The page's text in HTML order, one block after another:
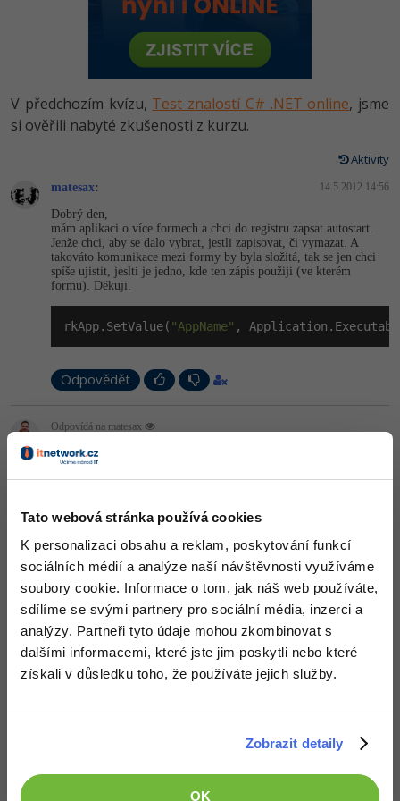
Tato webová stránka používá cookies
K personalizaci obsahu a reklam, poskytování funkcí
sociálních médií a analýze naší návštěvnosti využíváme
soubory cookie. Informace o tom, jak náš web používáte,
sdílíme se svými partnery pro sociální média, inzerci a
analýzy. Partneři tyto údaje mohou zkombinovat s
dalšími informacemi, které jste jim poskytli nebo které
získali v důsledku toho, že používáte jejich služby.
Zobrazit detaily
OK
HTML5, CSS3, Bootstrap, SEO
SQL a databáze
Testování a verzování
Spring
ASP.NET MVC
Django
Best practices
JavaScript
Python
MySQL/MariaDB
MS-SQL
SQLite
Vývojář mobilních aplikací
Specialista na AI a bigdata
C# Game developer
Webdesigner
Systémový administrátor
Grafik / UX/UI návrhář
3D grafik
Projektový manažer
Databázový analytik
Copywriter
SEO specialista
Python -80%
JavaScript -80%
PHP
-80%
Swift
Kotlin -80%
C -80%
VB.NET
SQL
Návrh SW -80%
Algoritmy -41%
Umělá inteligence (AI)
Pro děti
Více
Fórum
Kurzy e-commerce
Digitální gramotnost
Photoshop -80%
Blog
V předchozím kvízu, Test znalostí C# .NET online, jsme
si ověřili nabyté zkušenosti z kurzu.
Aktivity
matesax: 14.5.2012 14:56
Dobrý den,
mám aplikaci o více formech a chci do registru zapsat autostart.
Jenže chci, aby se dalo vybrat, jestli zapisovat, či vymazat. A
takováto komunikace mezi formy by byla složitá, tak se jen chci
spíše ujistit, jeslti je jedno, kde ten zápis použiji (ve kterém
formu). Děkuji.
rkApp.SetValue( "AppName" ,
Odpovědět
Odpovídá na matesax
Je to úplně jedno.
Děláme co je v našich silách, aby byly zdejší diskuze co
nejkvalitnější. Proto do nich také mohou přispívat pouze